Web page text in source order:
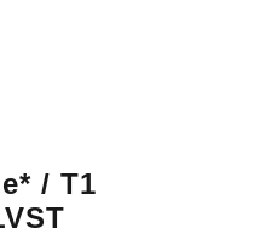
/ T1